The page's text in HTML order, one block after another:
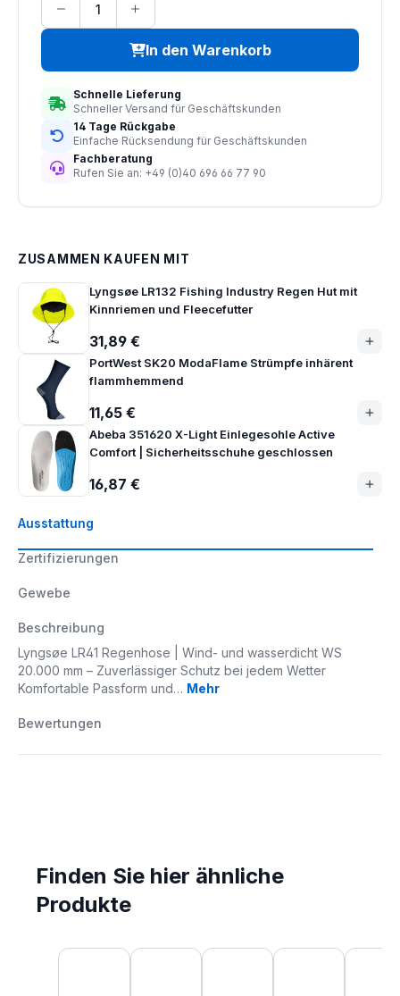
Ausstattung
Zertifizierungen
Gewebe
Beschreibung
Lyngsøe LR41 Regenhose | Wind- und wasserdicht WS
20.000 mm – Zuverlässiger Schutz bei jedem Wetter
Komfortable Passform und… Mehr
Bewertungen
In den Warenkorb
Schnelle Lieferung
Schneller Versand für Geschäftskunden
14 Tage Rückgabe
Einfache Rücksendung für Geschäftskunden
Fachberatung
Rufen Sie an: +49 (0)40 696 66 77 90
ZUSAMMEN KAUFEN MIT
Lyngsøe LR132 Fishing Industry Regen Hut mit
Kinnriemen und Fleecefutter
31,89 €
PortWest SK20 ModaFlame Strümpfe inhärent
flammhemmend
11,65 €
Abeba 351620 X-Light Einlegesohle Active
Comfort | Sicherheitsschuhe geschlossen
16,87 €
Finden Sie hier ähnliche
Produkte
Produktgalerie überspringen